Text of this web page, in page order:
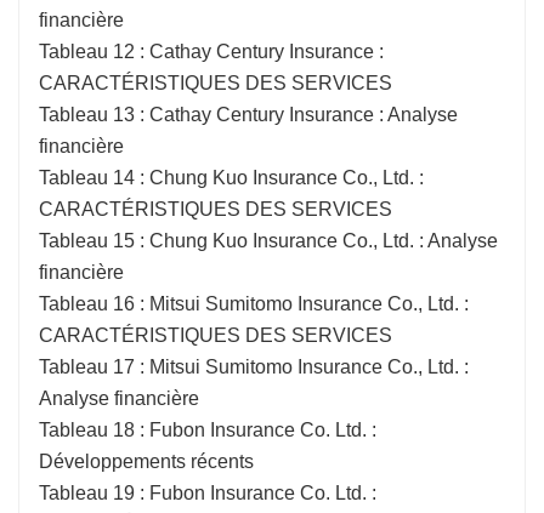
financière
Tableau 12 : Cathay Century Insurance :
CARACTÉRISTIQUES DES SERVICES
Tableau 13 : Cathay Century Insurance : Analyse
financière
Tableau 14 : Chung Kuo Insurance Co., Ltd. :
CARACTÉRISTIQUES DES SERVICES
Tableau 15 : Chung Kuo Insurance Co., Ltd. : Analyse
financière
Tableau 16 : Mitsui Sumitomo Insurance Co., Ltd. :
CARACTÉRISTIQUES DES SERVICES
Tableau 17 : Mitsui Sumitomo Insurance Co., Ltd. :
Analyse financière
Tableau 18 : Fubon Insurance Co. Ltd. :
Développements récents
Tableau 19 : Fubon Insurance Co. Ltd. :